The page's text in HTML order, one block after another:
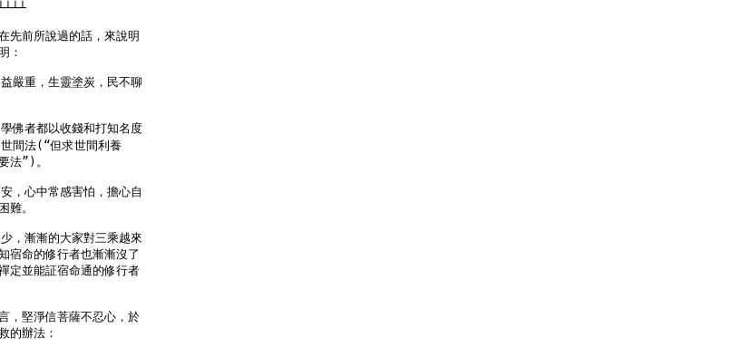
先前所說過的話，來說明
：
嚴重，生靈塗炭，民不聊
佛者都以收錢和打知名度
世間法(“但求世間利養
法”)。
，心中常感害怕，擔心自
難。
，漸漸的大家對三乘越來
宿命的修行者也漸漸沒了
定並能証宿命通的修行者
，堅淨信菩薩不忍心，於
的辦法：